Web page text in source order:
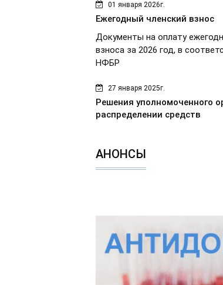
01 января 2026г.
Ежегодный членский взнос
Документы на оплату
взноса за 2026 год, в
НФБР
27 января 2025г.
Решения уполномоченного
распределении средств
АНОНСЫ